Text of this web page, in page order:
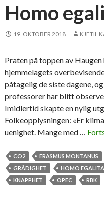
Homo
19. OKTOBER 2018 KJETIL
Praten på toppen av
hjemmelagets
påtagelig de siste dagene,
professorer har blitt
Imidlertid skapte en nylig
Folkeopplysningen: «Er
uenighet. Mange med …
CO2 ERASMUS MONTANUS
GRÅDIGHET
HOMO
KNAPPHET
OPEC RBK